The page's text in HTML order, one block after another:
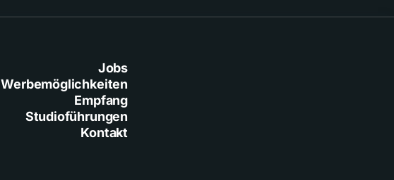
Jobs
Werbemöglichkeiten
Empfang
Studioführungen
Kontakt